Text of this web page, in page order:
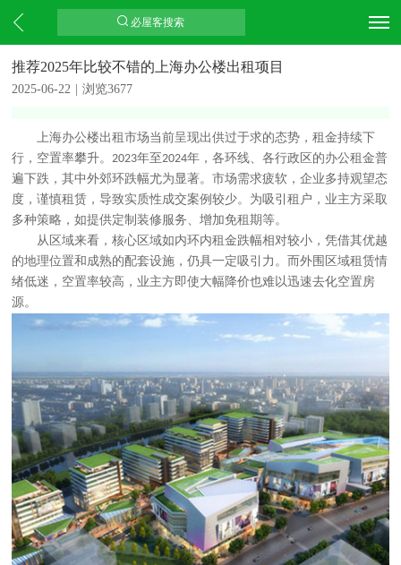
必屋客搜索
推荐2025年比较不错的上海办公楼出租项目
2025-06-22 浏览3677
上海办公楼出租市场当前呈现出供过于求的态势，租金持续下
行，空置率攀升。 2023年至2024年，各环线、各行政区的办公租金普
遍下跌，其中外郊环跌幅尤为显著。市场需求疲软，企业多持观望态
度，谨慎租赁，导致实质性成交案例较少。为吸引租户，业主方采取
多种策略，如提供定制装修服务、增加免租期等。
从区域来看，核心区域如内环内租金跌幅相对较小，凭借其优越
的地理位置和成熟的配套设施，仍具一定吸引力。而外围区域租赁情
绪低迷，空置率较高，业主方即使大幅降价也难以迅速去化空置房
源。